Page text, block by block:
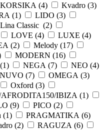
KORSIKA (4) Kvadro (3)
(1) LIDO (3)
Lina Classic (2)
LOVE (4) LUXE (4)
(2) Melody (17)
MODERN (16)
1) NEGA (7) NEO (4)
NUVO (7) OMEGA (3)
Oxford (3)
IBIZA (1)
(9) PICO (2)
(1) PRAGMATIKA (6)
(2) RAGUZA (6)